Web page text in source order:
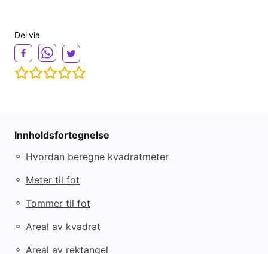
Del via
Innholdsfortegnelse
◦ Hvordan beregne kvadratmeter
◦ Meter til fot
◦ Tommer til fot
◦ Areal av kvadrat
◦ Areal av rektangel